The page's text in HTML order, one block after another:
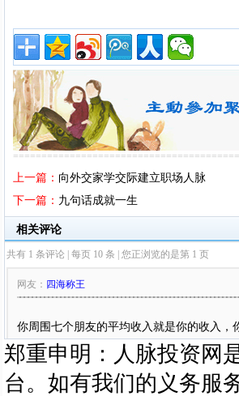
上一篇： 向外交家学交际建立职场人脉
下一篇： 九句话成就一生
郑重申明：人脉投资网
台。如有我们的义务服